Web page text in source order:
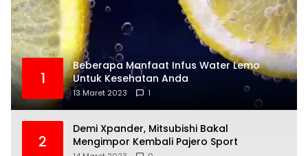
1
Beberapa Manfaat Infus Water Lemo
Untuk Kesehatan Anda
13 Maret 2023 1
2
Demi Xpander, Mitsubishi Bakal
Mengimpor Kembali Pajero Sport